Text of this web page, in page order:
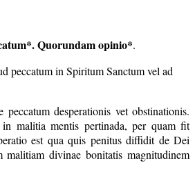
Quorundam opinio*.
peccatum in Spiritum Sanctum vel ad
desperationis vet obstinationis.
in malitia mentis pertinada, per quam fit
est qua quis penitus diffidit de Dei
malitiam divinae bonitatis magnitudinem